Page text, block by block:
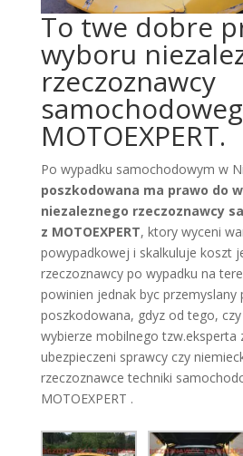
To twe dobre
wyboru
rzeczoznawcy
MOTOEXPERT.
Po wypadku samochodowym w
poszkodowana ma prawo do
niezaleznego rzeczoznawcy
z MOTOEXPERT, ktory wyceni
powypadkowej i skalkuluje koszt
rzeczoznawcy po wypadku na
powinien jednak byc przemyslany
poszkodowana, gdyz od tego,
wybierze mobilnego tzw.eksperta
ubezpieczeni sprawcy czy
rzeczoznawce techniki
MOTOEXPERT .